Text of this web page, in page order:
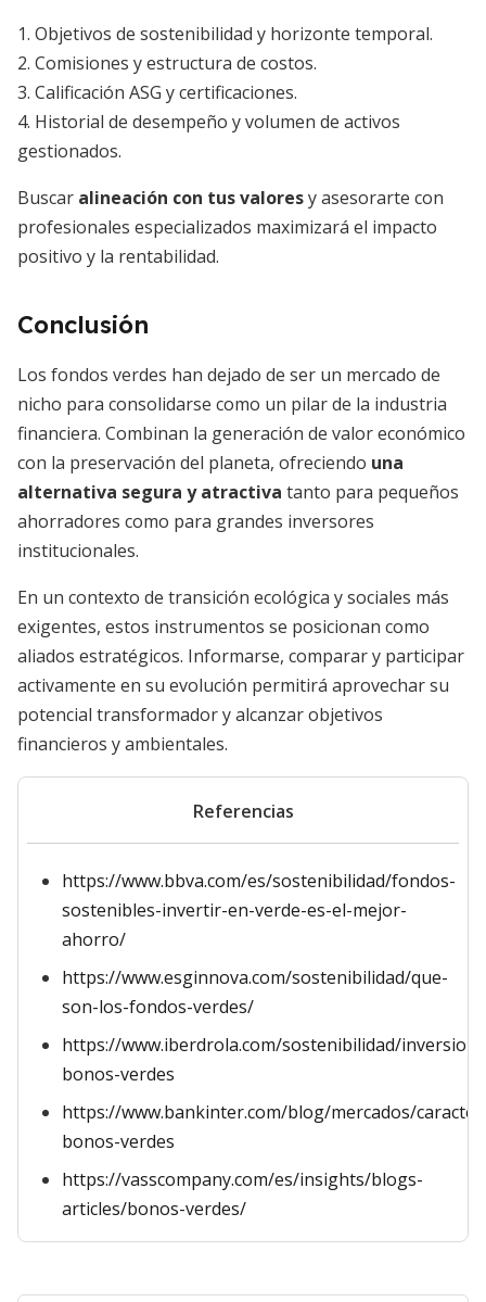
1. Objetivos de sostenibilidad y horizonte temporal.
2. Comisiones y estructura de costos.
3. Calificación ASG y certificaciones.
4. Historial de desempeño y volumen de activos
gestionados.
Buscar alineación con tus valoresy asesorarte con
profesionales especializados maximizará el impacto
positivo y la rentabilidad.
Conclusión
Los fondos verdes han dejado de ser un mercado de
nicho para consolidarse como un pilar de la industria
financiera. Combinan la generación de valor económico
con la preservación del planeta, ofreciendo una
alternativa segura y atractiva tanto para pequeños
ahorradores como para grandes inversores
institucionales.
En un contexto de transición ecológica y sociales más
exigentes, estos instrumentos se posicionan como
aliados estratégicos. Informarse, comparar y participar
activamente en su evolución permitirá aprovechar su
potencial transformador y alcanzar objetivos
financieros y ambientales.
Referencias
https://www.bbva.com/es/sostenibilidad/fondos-
sostenibles-invertir-en-verde-es-el-mejor-
ahorro/
https://www.esginnova.com/sostenibilidad/que-
son-los-fondos-verdes/
https://www.iberdrola.com/sostenibilidad/
bonos-verdes
https://www.bankinter.com/blog/mercados/
bonos-verdes
https://vasscompany.com/es/insights/blogs-
articles/bonos-verdes/